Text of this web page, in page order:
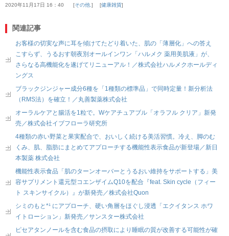
2020年11月17日 16：40 その他. 健康雑貨
関連記事
お客様の切実な声に耳を傾けてたどり着いた、肌の「薄層化」への答え
こすらず、うるおす朝夜別オールインワン「ハルメク 薬用美肌液」が、
さらなる高機能化を遂げてリニューアル！／株式会社ハルメクホールディ
ングス
ブラックジンジャー成分6種を「1種類の標準品」で同時定量！新分析法
（RMS法）を確立！／丸善製薬株式会社
オーラルケアと腸活を1粒で。Wケアチュアブル「オラフル クリア」新発
売／株式会社イブフローラ研究所
4種類の赤い野菜と果実配合で、おいしく続ける美活習慣。冷え、脚のむ
くみ、肌、脂肪にまとめてアプローチする機能性表示食品が新登場／新日
本製薬 株式会社
機能性表示食品「肌のターンオーバーとうるおい維持をサポートする」美
容サプリメント還元型コエンザイムQ10を配合『feat. Skin cycle（フィー
ト スキンサイクル）』が新発売／株式会社Quon
シミのもと*¹ にアプローチ、硬い角層をほぐし浸透「エクイタンス ホワ
イトローション」新発売／サンスター株式会社
ピセアタンノールを含む食品の摂取により睡眠の質が改善する可能性が確